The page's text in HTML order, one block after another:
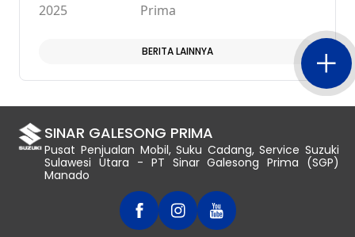
2025
Prima
BERITA LAINNYA
SINAR GALESONG PRIMA
Pusat Penjualan Mobil, Suku Cadang, Service Suzuki
Sulawesi Utara - PT Sinar Galesong Prima (SGP)
Manado